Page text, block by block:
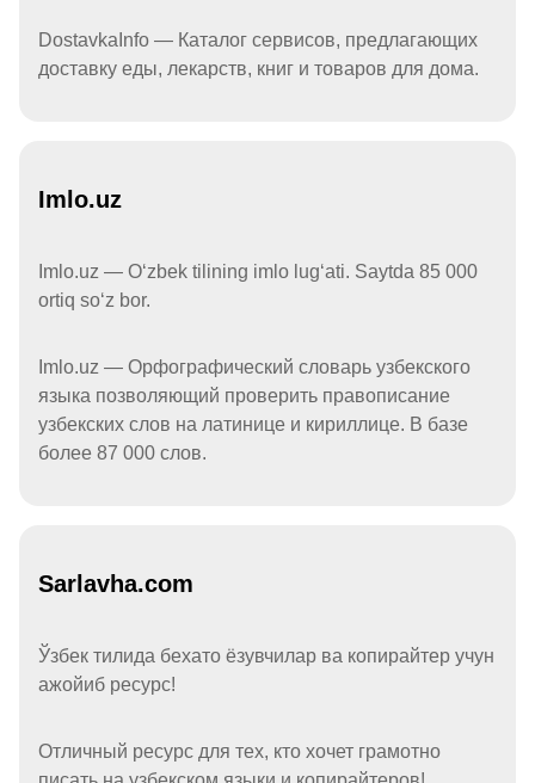
DostavkaInfo — Каталог сервисов, предлагающих
доставку еды, лекарств, книг и товаров для дома.
Imlo.uz
Imlo.uz — Oʻzbek tilining imlo lugʻati. Saytda 85 000
ortiq soʻz bor.
Imlo.uz — Орфографический словарь узбекского
языка позволяющий проверить правописание
узбекских слов на латинице и кириллице. В базе
более 87 000 слов.
Sarlavha.com
Ўзбек тилида бехато ёзувчилар ва копирайтер учун
ажойиб ресурс!
Отличный ресурс для тех, кто хочет грамотно